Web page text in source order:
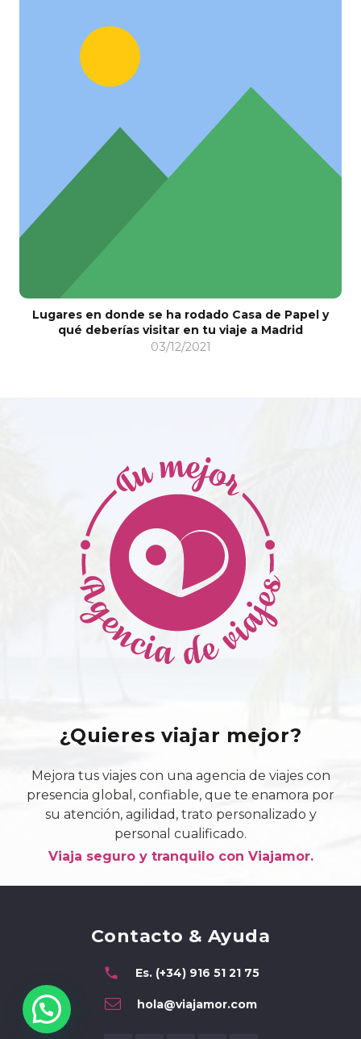
Lugares en donde se ha rodado Casa de Papel y
qué deberías visitar en tu viaje a Madrid
03/12/2021
¿Quieres viajar mejor?
Mejora tus viajes con una agencia de viajes con
presencia global, confiable, que te enamora por
su atención, agilidad, trato personalizado y
personal cualificado.
Viaja seguro y tranquilo con Viajamor.
Contacto & Ayuda
phone Es. (+34) 916 51 21 75
hola@viajamor.com